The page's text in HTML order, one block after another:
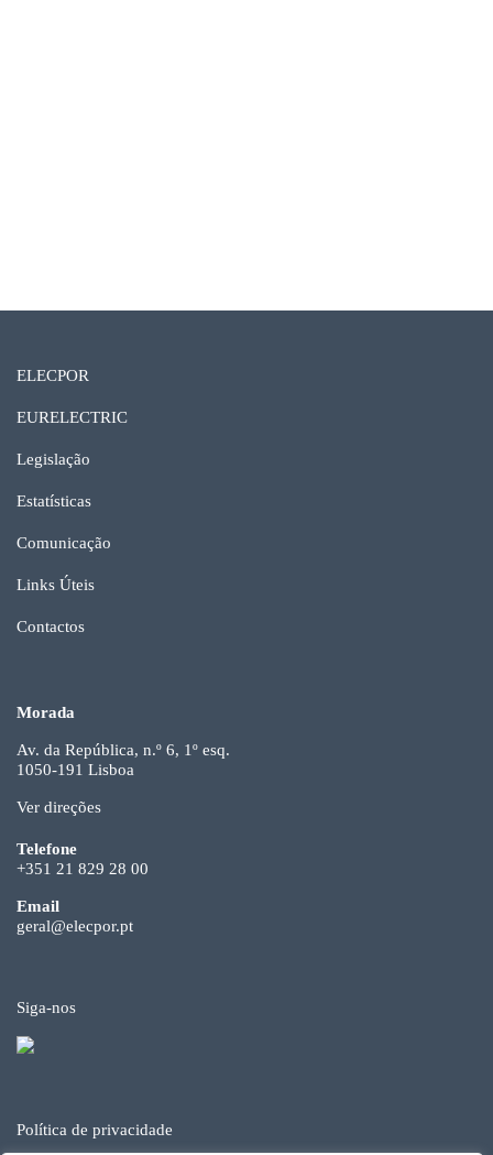
ELECPOR
EURELECTRIC
Legislação
Estatísticas
Comunicação
Links Úteis
Contactos
Morada
Av. da República, n.º 6, 1º esq.
1050-191 Lisboa
Ver direções
Telefone
+351 21 829 28 00
Email
geral@elecpor.pt
Siga-nos
Política de privacidade